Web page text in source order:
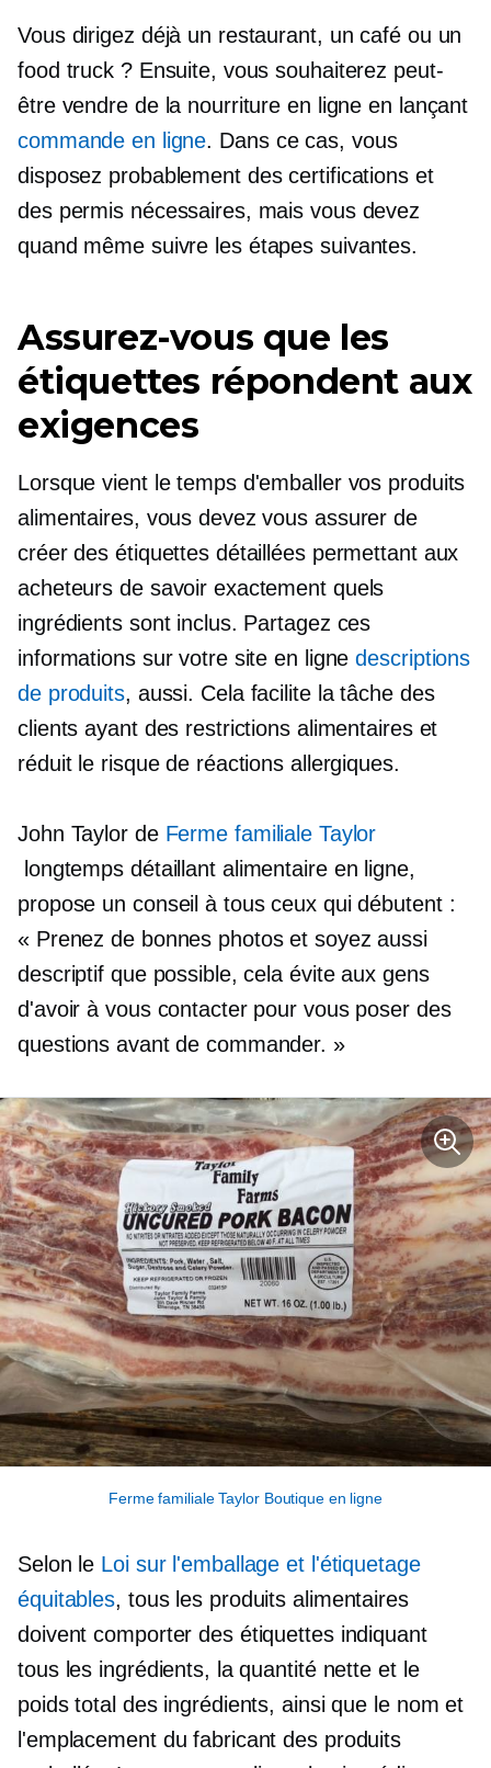
Vous dirigez déjà un restaurant, un café ou un
food truck ? Ensuite, vous souhaiterez peut-
être vendre de la nourriture en ligne en lançant
commande en ligne. Dans ce cas, vous
disposez probablement des certifications et
des permis nécessaires, mais vous devez
quand même suivre les étapes suivantes.
Assurez-vous que les
étiquettes répondent aux
exigences
Lorsque vient le temps d'emballer vos produits
alimentaires, vous devez vous assurer de
créer des étiquettes détaillées permettant aux
acheteurs de savoir exactement quels
ingrédients sont inclus. Partagez ces
informations sur votre site en lignedescriptions
de produits, aussi. Cela facilite la tâche des
clients ayant des restrictions alimentaires et
réduit le risque de réactions allergiques.
John Taylor de Ferme familiale Taylor
longtemps détaillant alimentaire en ligne,
propose un conseil à tous ceux qui débutent :
« Prenez de bonnes photos et soyez aussi
descriptif que possible, cela évite aux gens
d'avoir à vous contacter pour vous poser des
questions avant de commander. »
Ferme familiale Taylor Boutique en ligne
Selon le Loi sur l'emballage et l'étiquetage
équitables, tous les produits alimentaires
doivent comporter des étiquettes indiquant
tous les ingrédients, la quantité nette et le
poids total des ingrédients, ainsi que le nom et
l'emplacement du fabricant des produits